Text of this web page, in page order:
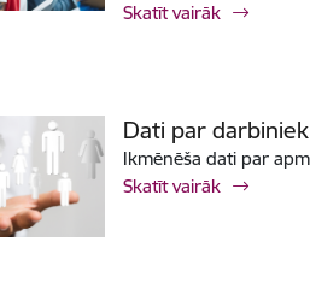
Skatīt vairāk
Dati par
Ikmēnēša dati par
Skatīt vairāk